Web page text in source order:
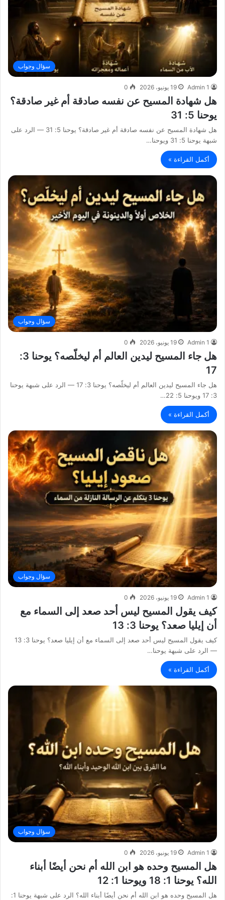
سؤال وجواب
Admin 1 19 يونيو، 2026 0
هل شهادة المسيح عن نفسه صادقة أم غير صادقة؟
يوحنا 5: 31
هل شهادة المسيح عن نفسه صادقة أم غير صادقة؟ يوحنا 5: 31 — الرد على
شبهة يوحنا 5: 31 ويوحنا…
أكمل القراءة »
سؤال وجواب
Admin 1 19 يونيو، 2026 0
هل جاء المسيح ليدين العالم أم ليخلّصه؟ يوحنا 3:
17
هل جاء المسيح ليدين العالم أم ليخلّصه؟ يوحنا 3: 17 — الرد على شبهة يوحنا
3: 17 ويوحنا 5: 22…
أكمل القراءة »
سؤال وجواب
Admin 1 19 يونيو، 2026 0
كيف يقول المسيح ليس أحد صعد إلى السماء مع
أن إيليا صعد؟ يوحنا 3: 13
كيف يقول المسيح ليس أحد صعد إلى السماء مع أن إيليا صعد؟ يوحنا 3: 13
— الرد على شبهة يوحنا…
أكمل القراءة »
سؤال وجواب
Admin 1 19 يونيو، 2026 0
هل المسيح وحده هو ابن الله أم نحن أيضًا أبناء
الله؟ يوحنا 1: 18 ويوحنا 1: 12
هل المسيح وحده هو ابن الله أم نحن أيضًا أبناء الله؟ الرد على شبهة يوحنا 1: